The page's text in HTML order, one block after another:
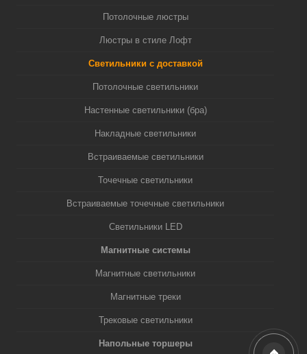
Потолочные люстры
Люстры в стиле Лофт
Светильники с доставкой
Потолочные светильники
Настенные светильники (бра)
Накладные светильники
Встраиваемые светильники
Точечные светильники
Встраиваемые точечные светильники
Светильники LED
Магнитные системы
Магнитные светильники
Магнитные треки
Трековые светильники
Напольные торшеры